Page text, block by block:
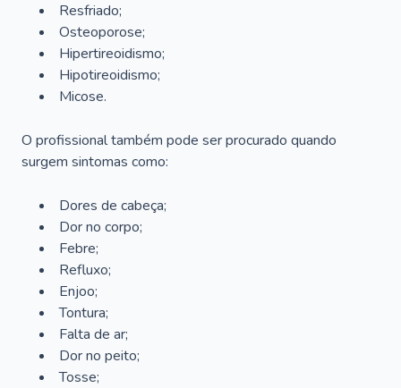
Resfriado;
Osteoporose;
Hipertireoidismo;
Hipotireoidismo;
Micose.
O profissional também pode ser procurado quando
surgem sintomas como:
Dores de cabeça;
Dor no corpo;
Febre;
Refluxo;
Enjoo;
Tontura;
Falta de ar;
Dor no peito;
Tosse;